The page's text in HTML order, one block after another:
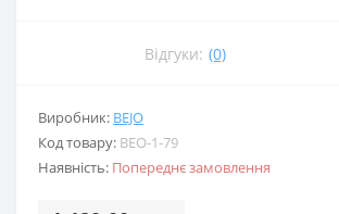
Відгуки: (0)
Виробник: BEJO
Код товару: BEO-1-79
Наявність: Попереднє замовлення